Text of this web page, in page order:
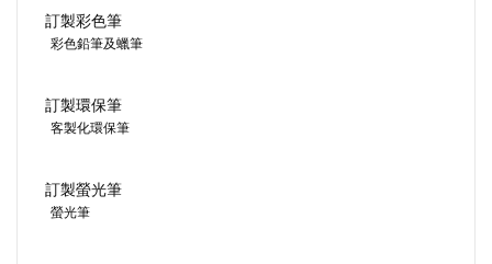
訂製彩色筆
彩色鉛筆及蠟筆
訂製環保筆
客製化環保筆
訂製螢光筆
螢光筆